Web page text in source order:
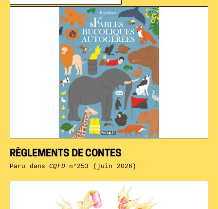
RÈGLEMENTS DE CONTES
Paru dansCQFDn°253 (juin 2026)